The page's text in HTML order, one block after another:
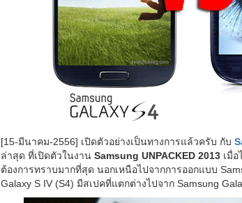
[15-มีนาคม-2556] เปิดตัวอย่างเป็นทางการแล้วครับ กับ
ล่าสุด ที่เปิดตัวในงาน Samsung UNPACKED 2013 เมื่
ต้องการทราบมากที่สุด นอกเหนือไปจากการออกแบบ
Galaxy S IV (S4) มีสเปคที่แตกต่างไปจาก Samsung